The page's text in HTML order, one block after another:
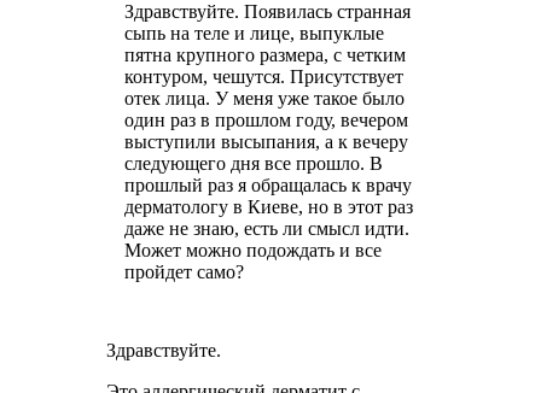
Здравствуйте. Появилась странная
сыпь на теле и лице, выпуклые
пятна крупного размера, с четким
контуром, чешутся. Присутствует
отек лица. У меня уже такое было
один раз в прошлом году, вечером
выступили высыпания, а к вечеру
следующего дня все прошло. В
прошлый раз я обращалась к врачу
дерматологу в Киеве, но в этот раз
даже не знаю, есть ли смысл идти.
Может можно подождать и все
пройдет само?
Здравствуйте.